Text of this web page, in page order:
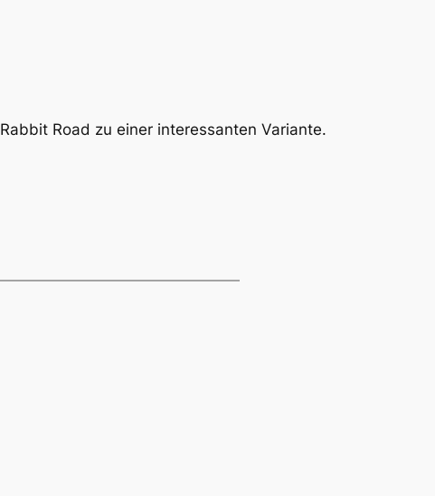
Road zu einer interessanten Variante.